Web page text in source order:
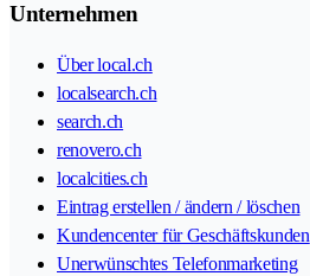
Unternehmen
Über local.ch
localsearch.ch
search.ch
renovero.ch
localcities.ch
Eintrag erstellen / ändern / löschen
Kundencenter für Geschäftskunden
Unerwünschtes Telefonmarketing